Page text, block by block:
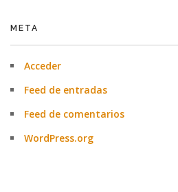
META
Acceder
Feed de entradas
Feed de comentarios
WordPress.org